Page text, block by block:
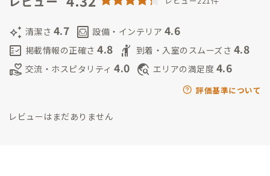
auto_awesome 清潔さ 4.7 living 設備・インテリア 4.6
fact_check 掲載情報の正確さ 4.8 hail 到着・入室のスムーズさ 4.8
volunteer_activism 交流・ホスピタリティ 4.0 travel_explore エリアの満足度 4.6
評価基準について
レビューはまだありません